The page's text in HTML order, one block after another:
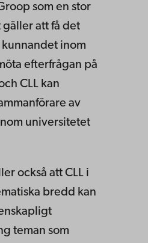
som en stor
att få det
inom
efterfrågan på
CLL kan
av
universitetet
också att CLL i
bredd kan
teman som